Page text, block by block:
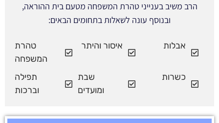
הרב משיב בענייני טהרת המשפחה מטעם בית ההוראה,
ובנוסף עונה לשאלות בתחומים הבאים:
אבלות איסור והיתר
טהרת
המשפחה
כשרות
שבת
ומועדים
תפילה
וברכות